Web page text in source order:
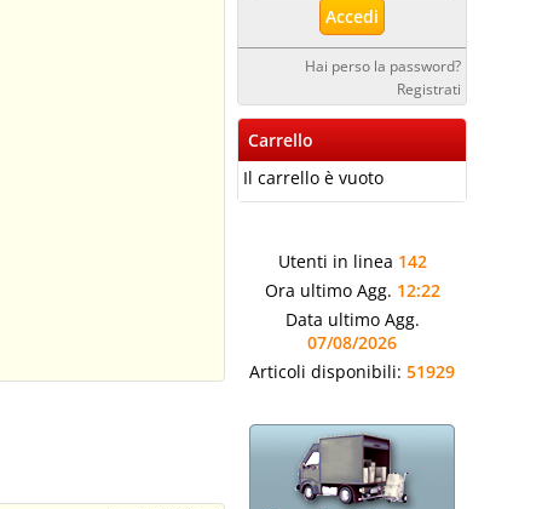
Hai perso la password?
Registrati
Carrello
Il carrello è vuoto
Utenti in linea 142
Ora ultimo Agg. 12:22
Data ultimo Agg.
07/08/2026
Articoli disponibili: 51929